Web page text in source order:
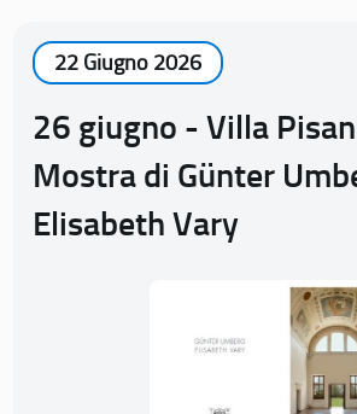
22 Giugno 2026
26 giugno - Villa
Mostra di Günter
Elisabeth Vary